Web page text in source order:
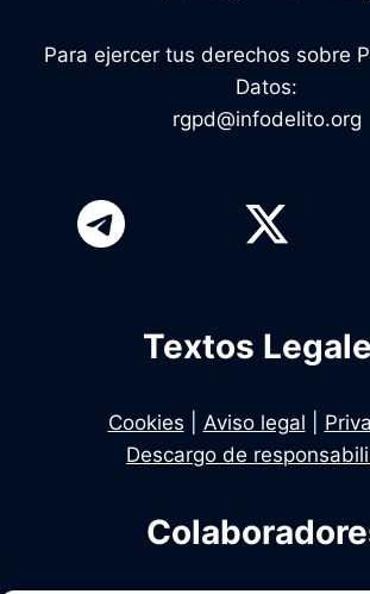
Para ejercer tus derechos sobre
Datos:
rgpd@infodelito.org
Textos
Cookies Aviso legal
Descargo de